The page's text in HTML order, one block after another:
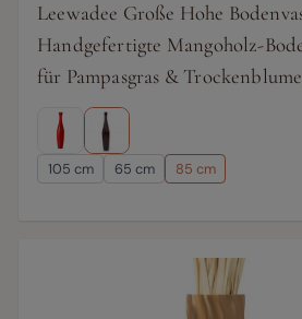
Leewadee Große Hohe
Handgefertigte Mangoholz-
für Pampasgras &
105 cm 65 cm 85 cm